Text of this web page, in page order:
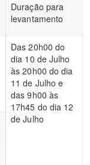
Duração para
levantamento
Das 20h00 do
dia 10 de Julho
às 20h00 do dia
11 de Julho e
das 9h00 às
17h45 do dia 12
de Julho